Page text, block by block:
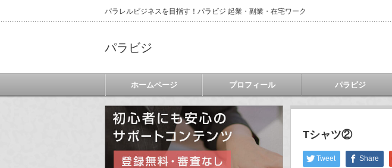
パラレルビジネスを目指す！パラビジ 起業・副業・在宅ワーク
パラビジ
ホームページ プロフィール パラビジ
Tシャツ②
Tweet Share